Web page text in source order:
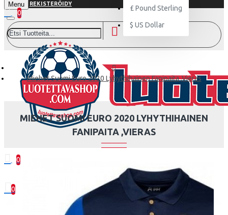
REKISTERÖIDY
£ Pound Sterling
$ US Dollar
Menu
0
0
0
Ostoskorisi on tyhjä!
Miehet Suomi Euro 2020 Lyhythihainen Fanipaita ,Vieras
MIEHET SUOMI EURO 2020 LYHYTHIHAINEN
FANIPAITA ,VIERAS